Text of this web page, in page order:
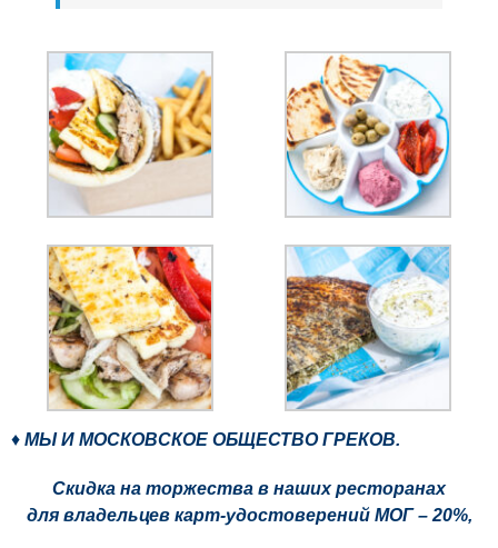
♦ МЫ И МОСКОВСКОЕ ОБЩЕСТВО ГРЕКОВ.
Скидка на торжества в наших ресторанах
для владельцев карт-удостоверений МОГ – 20%,